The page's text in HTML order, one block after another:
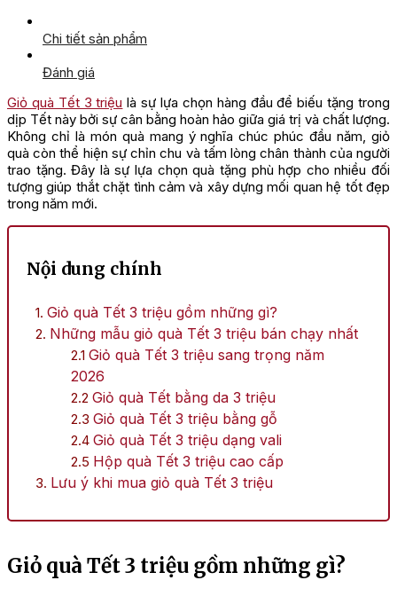
Chi tiết sản phẩm
Đánh giá
Giỏ quà Tết 3 triệu là sự lựa chọn hàng đầu để biếu tặng trong
dịp Tết này bởi sự cân bằng hoàn hảo giữa giá trị và chất lượng.
Không chỉ là món quà mang ý nghĩa chúc phúc đầu năm, giỏ
quà còn thể hiện sự chỉn chu và tấm lòng chân thành của người
trao tặng. Đây là sự lựa chọn quà tặng phù hợp cho nhiều đối
tượng giúp thắt chặt tình cảm và xây dựng mối quan hệ tốt đẹp
trong năm mới.
Nội dung chính
Giỏ quà Tết 3 triệu gồm những gì?
Những mẫu giỏ quà Tết 3 triệu bán chạy nhất
Giỏ quà Tết 3 triệu sang trọng năm
2026
Giỏ quà Tết bằng da 3 triệu
Giỏ quà Tết 3 triệu bằng gỗ
Giỏ quà Tết 3 triệu dạng vali
Hộp quà Tết 3 triệu cao cấp
Lưu ý khi mua giỏ quà Tết 3 triệu
Giỏ quà Tết 3 triệu gồm những gì?